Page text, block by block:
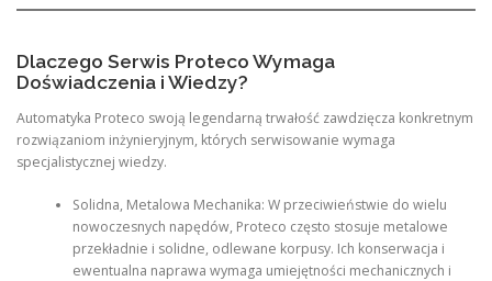
Dlaczego Serwis Proteco Wymaga
Doświadczenia i Wiedzy?
Automatyka Proteco swoją legendarną trwałość zawdzięcza konkretnym
rozwiązaniom inżynieryjnym, których serwisowanie wymaga
specjalistycznej wiedzy.
Solidna, Metalowa Mechanika: W przeciwieństwie do wielu
nowoczesnych napędów, Proteco często stosuje metalowe
przekładnie i solidne, odlewane korpusy. Ich konserwacja i
ewentualna naprawa wymaga umiejętności mechanicznych i